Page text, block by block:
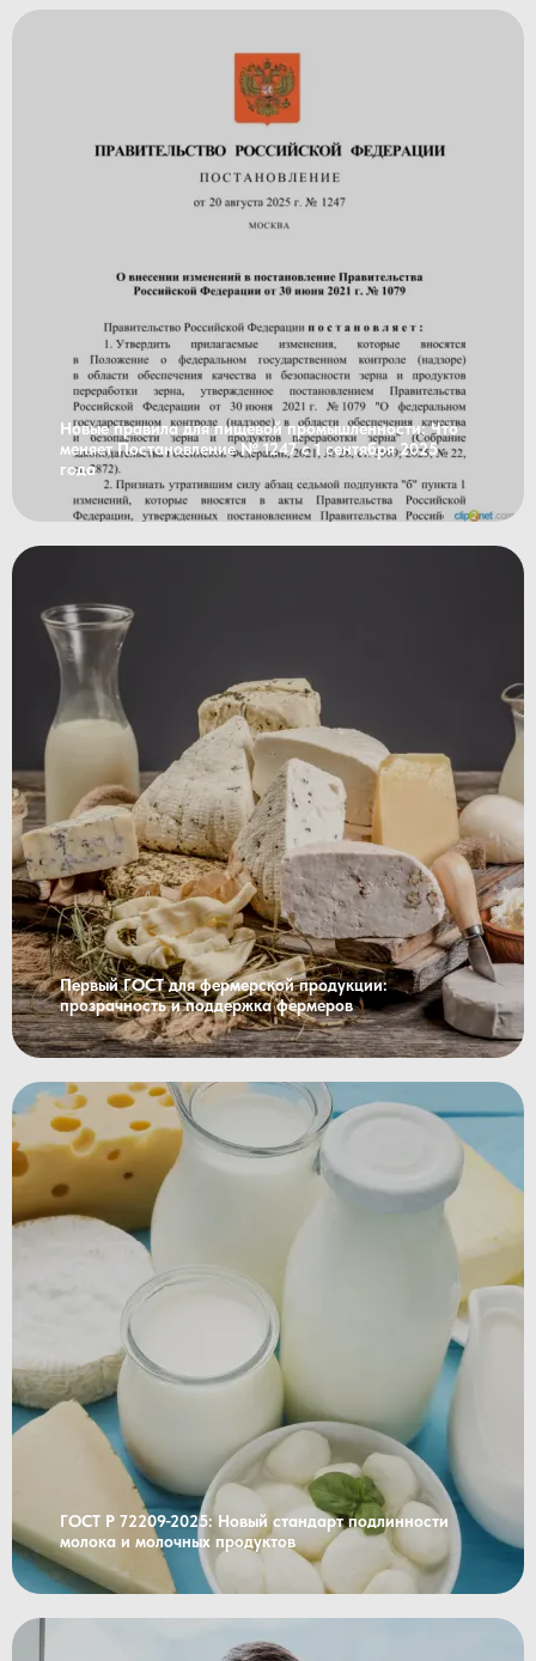
Новые правила для пищевой промышленности: Что
меняет Постановление № 1247 с 1 сентября 2025
года
Первый ГОСТ для фермерской продукции:
прозрачность и поддержка фермеров
ГОСТ Р 72209-2025: Новый стандарт подлинности
молока и молочных продуктов